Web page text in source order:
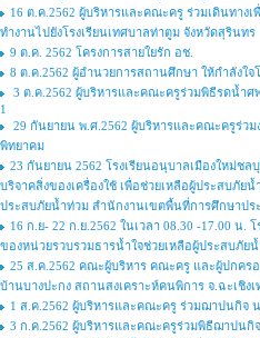
16 ต.ค.2562 ผู้บริหารและคณะครู ร่วมเดินทาง
ทำงานไปยังโรงเรียนเทศบาลท่าตูม จังหวัดสุรินทร
9 ต.ค. 2562 โครงการสายใยรัก อช.
8 ต.ค.2562 ผู้อำนวยการสถานศึกษา ให้กำลัง
3 ต.ค.2562 ผู้บริหารและคณะครูร่วมพิธีรดน้ำ
1
29 กันยายน พ.ศ.2562 ผู้บริหารและคณะครูร่ว
พิทยาคม
23 กันยายน 2562 โรงเรียนอนุบาลเมืองใหม่ช
บริจาคสิ่งของเครื่องใช้ เพื่อช่วยเหลือผู้ประสบภัย
ประสบภัยน้ำท่วม สำนักงานเขตพื้นที่การศึกษาปร
16 ก.ย- 22 ก.ย.2562 ในเวลา 08.30 -17.00 น
ของหน่วยรวบรวมธารน้ำใจช่วยเหลือผู้ประสบภัย
25 ส.ค.2562 คณะผู้บริหาร คณะครู และผู้ปกคร
บ้านบางปะกง สถานสงเคราะห์คนพิการ จ.ฉะเชิงเ
1 ส.ค.2562 ผู้บริหารและคณะครู ร่วมฌาปนกิจ
3 ก.ค.2562 ผู้บริหารและคณะครูร่วมพิธีฌาปนกิ